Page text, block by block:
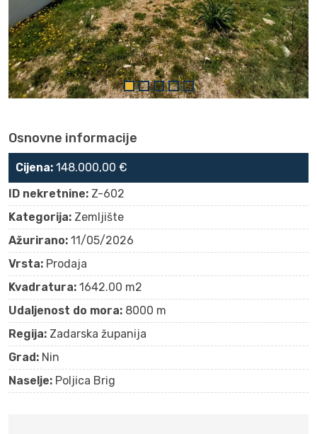
Osnovne informacije
Cijena: 148.000,00 €
ID nekretnine: Z-602
Kategorija: Zemljište
Ažurirano: 11/05/2026
Vrsta: Prodaja
Kvadratura: 1642.00 m2
Udaljenost do mora: 8000 m
Regija: Zadarska županija
Grad: Nin
Naselje: Poljica Brig